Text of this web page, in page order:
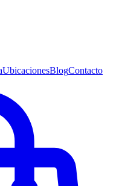
UbicacionesBlogContacto